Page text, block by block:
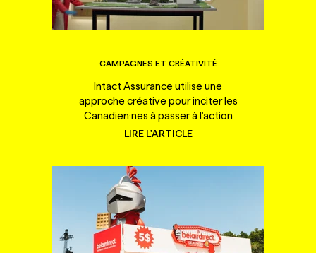
CAMPAGNES ET CRÉATIVITÉ
Intact Assurance utilise une
approche créative pour inciter les
Canadien·nes à passer à l'action
LIRE L'ARTICLE